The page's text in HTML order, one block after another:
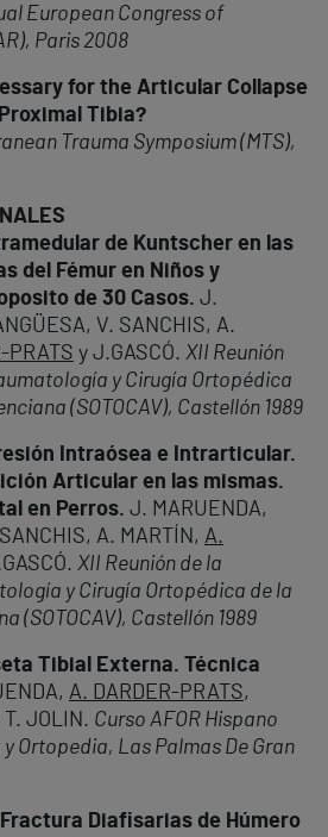
European Congress of
Paris 2008
for the Articular Collapse
Tibia?
Trauma Symposium (MTS),
de Kuntscher en las
del Fémur en Niños y
de 30 Casos. J.
V. SANCHIS, A.
PRATS y J.GASCÓ. XII Reunión
y Cirugía Ortopédica
(SOTOCAV), Castellón 1989
Intraósea e Intrarticular.
Articular en las mismas.
en Perros. J. MARUENDA,
A. MARTÍN, A.
XII Reunión de la
y Cirugía Ortopédica de la
(SOTOCAV), Castellón 1989
Tibial Externa. Técnica
A. DARDER-PRATS,
T. JOLIN. Curso AFOR Hispano
Ortopedia, Las Palmas De Gran
Diafisarias de Húmero